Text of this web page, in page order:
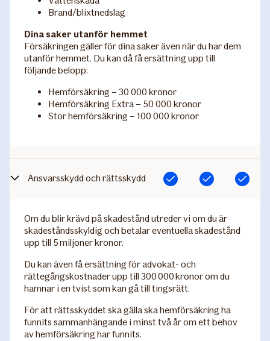
Brand/blixtnedslag
Dina saker utanför hemmet
Försäkringen gäller för dina saker även när du har dem
utanför hemmet. Du kan då få ersättning upp till
följande belopp:
Hemförsäkring – 30 000 kronor
Hemförsäkring Extra – 50 000 kronor
Stor hemförsäkring – 100 000 kronor
Ansvarsskydd och rättsskydd Ingår Ingår Ingår
Om du blir krävd på skadestånd utreder vi om du är
skadeståndsskyldig och betalar eventuella skadestånd
upp till 5 miljoner kronor.
Du kan även få ersättning för advokat- och
rättegångskostnader upp till 300 000 kronor om du
hamnar i en tvist som kan gå till tingsrätt.
För att rättsskyddet ska gälla ska hemförsäkring ha
funnits sammanhängande i minst två år om ett behov
av hemförsäkring har funnits.